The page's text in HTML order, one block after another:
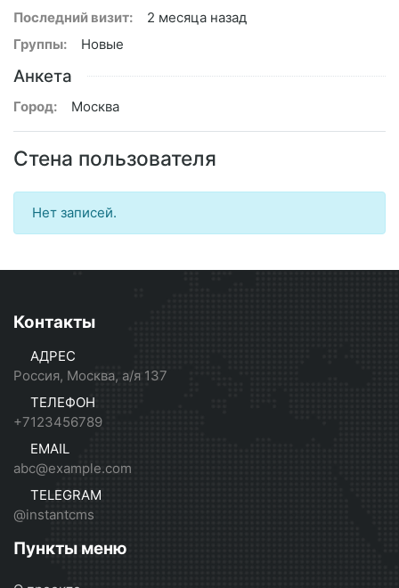
Последний визит:
2 месяца назад
Группы:
Новые
Анкета
Город: Москва
Стена пользователя
Нет записей.
Контакты
АДРЕС
Россия, Москва, а/я 137
ТЕЛЕФОН
+7123456789
EMAIL
abc@example.com
TELEGRAM
@instantcms
Пункты меню